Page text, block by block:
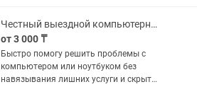
Честный выездной компьютерный мастер в Семее ремонт за 1 визит
от 3 000 ₸
Быстро помогу решить проблемы с
компьютером или ноутбуком без
навязывания лишних услуги и скрытых